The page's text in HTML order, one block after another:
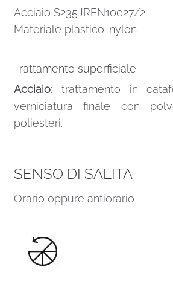
Acciaio S235JREN10027/2
Materiale plastico: nylon
Trattamento superficiale
Acciaio: trattamento in
verniciatura finale con
poliesteri.
SENSO DI SALITA
Orario oppure antiorario